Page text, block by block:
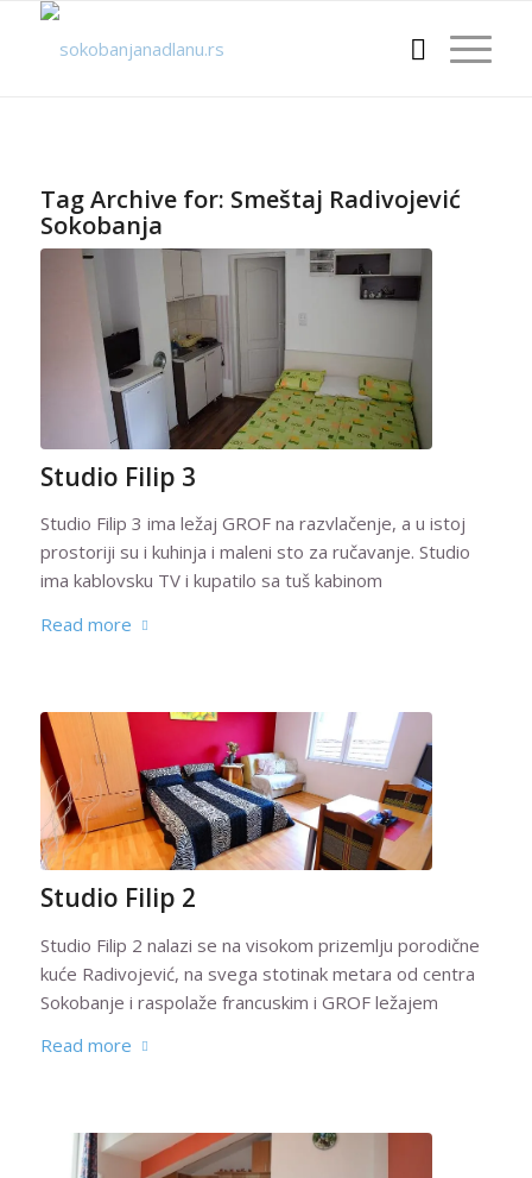
Tag Archive for: Smeštaj Radivojević
Sokobanja
Studio Filip 3
Studio Filip 3 ima ležaj GROF na razvlačenje, a u istoj
prostoriji su i kuhinja i maleni sto za ručavanje. Studio
ima kablovsku TV i kupatilo sa tuš kabinom
Read more
Studio Filip 2
Studio Filip 2 nalazi se na visokom prizemlju porodične
kuće Radivojević, na svega stotinak metara od centra
Sokobanje i raspolaže francuskim i GROF ležajem
Read more